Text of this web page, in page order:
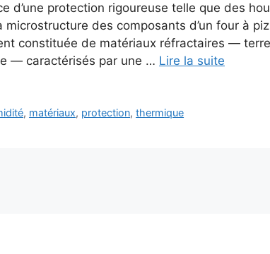
d’une protection rigoureuse telle que des
microstructure des composants d’un four à
constituée de matériaux réfractaires —
— caractérisés par une … Lire la suite
, matériaux, protection,thermique